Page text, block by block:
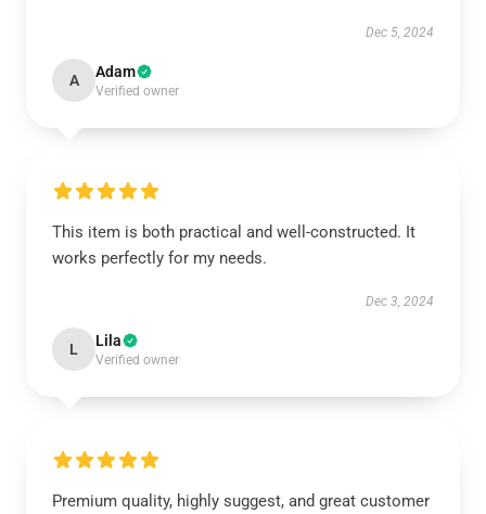
Dec 5, 2024
A Adam
Verified owner
This item is both practical and well-constructed. It
works perfectly for my needs.
Dec 3, 2024
L Lila
Verified owner
Premium quality, highly suggest, and great customer